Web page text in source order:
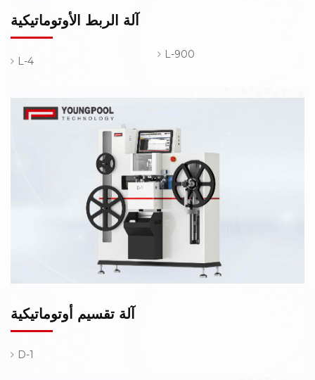
آلة الربط الأوتوماتيكية
L-4
L-900
آلة تقسيم أوتوماتيكية
D-1